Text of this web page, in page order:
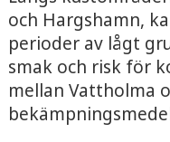
och Hargshamn,
perioder av lågt
smak och risk för
mellan Vattholma